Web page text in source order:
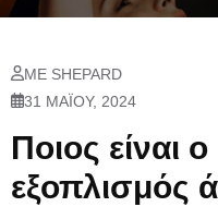
ΜΕ SHEPARD
31 ΜΑΪ́ΟΥ, 2024
Ποιος είναι
εξοπλισμός